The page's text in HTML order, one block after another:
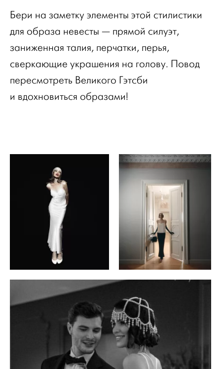
Бери на заметку элементы этой стилистики
для образа невесты — прямой силуэт,
заниженная талия, перчатки, перья,
сверкающие украшения на голову. Повод
пересмотреть Великого Гэтсби
и вдохновиться образами!